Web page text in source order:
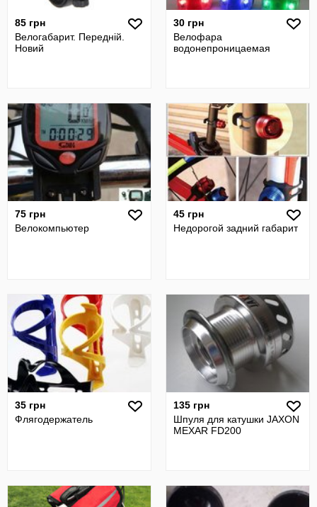
85 грн
Велогабарит. Передній.
Новий
30 грн
Велофара
водонепроницаемая
75 грн
Велокомпьютер
45 грн
Недорогой задний габарит
35 грн
Флягодержатель
135 грн
Шпуля для катушки JAXON
MEXAR FD200